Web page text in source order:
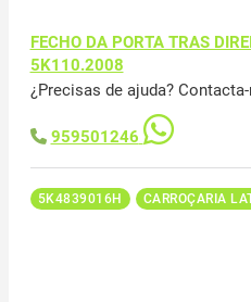
FECHO DA PORTA TRAS
5K110.2008
¿Precisas de ajuda?
959501246
5K4839016H CARROÇARIA